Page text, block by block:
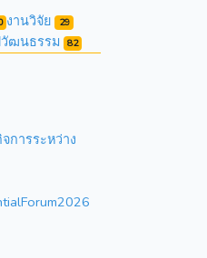
งานวิจัย 29
ฒนธรรม 82
การระหว่าง